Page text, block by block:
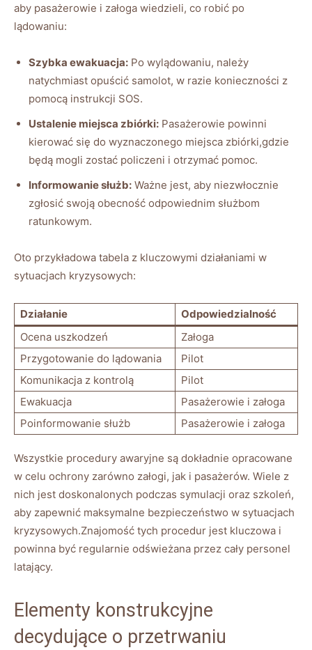
aby pasażerowie i załoga wiedzieli, co robić po
lądowaniu:
Szybka ewakuacja: Po wylądowaniu, należy
natychmiast opuścić samolot, w razie konieczności z
pomocą instrukcji SOS.
Ustalenie miejsca zbiórki: Pasażerowie powinni
kierować się do wyznaczonego miejsca zbiórki,gdzie
będą mogli zostać policzeni i otrzymać pomoc.
Informowanie służb: Ważne jest, aby niezwłocznie
zgłosić swoją obecność odpowiednim służbom
ratunkowym.
Oto przykładowa tabela z kluczowymi działaniami w
sytuacjach kryzysowych:
Działanie
Odpowiedzialność
Ocena uszkodzeń
Załoga
Przygotowanie do lądowania
Pilot
Komunikacja z kontrolą
Pilot
Ewakuacja
Pasażerowie i załoga
Poinformowanie służb
Pasażerowie i załoga
Wszystkie procedury awaryjne są dokładnie opracowane
w celu ochrony zarówno załogi, jak i pasażerów. Wiele z
nich jest doskonalonych podczas symulacji oraz szkoleń,
aby zapewnić maksymalne bezpieczeństwo w sytuacjach
kryzysowych.Znajomość tych procedur jest kluczowa i
powinna być regularnie odświeżana przez cały personel
latający.
Elementy konstrukcyjne
decydujące o przetrwaniu